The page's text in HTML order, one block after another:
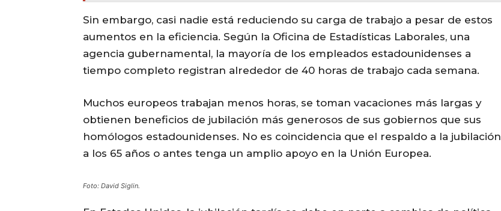
Sin embargo, casi nadie está reduciendo su carga de trabajo a pesar de estos
aumentos en la eficiencia. Según la Oficina de Estadísticas Laborales, una
agencia gubernamental, la mayoría de los empleados estadounidenses a
tiempo completo registran alrededor de 40 horas de trabajo cada semana.
Muchos europeos trabajan menos horas, se toman vacaciones más largas y
obtienen beneficios de jubilación más generosos de sus gobiernos que sus
homólogos estadounidenses. No es coincidencia que el respaldo a la jubilación
a los 65 años o antes tenga un amplio apoyo en la Unión Europea.
Foto: David Siglin.